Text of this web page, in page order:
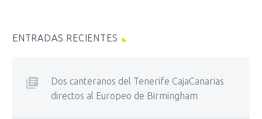
ENTRADAS RECIENTES
Dos canteranos del Tenerife CajaCanarias
directos al Europeo de Birmingham